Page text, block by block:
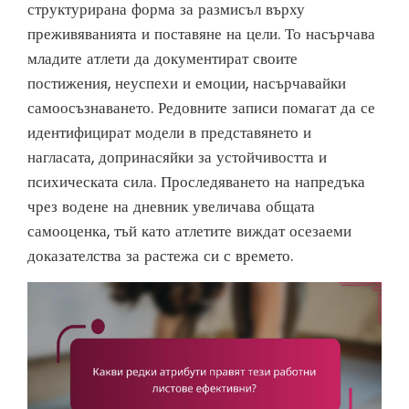
структурирана форма за размисъл върху
преживяванията и поставяне на цели. То насърчава
младите атлети да документират своите
постижения, неуспехи и емоции, насърчавайки
самоосъзнаването. Редовните записи помагат да се
идентифицират модели в представянето и
нагласата, допринасяйки за устойчивостта и
психическата сила. Проследяването на напредъка
чрез водене на дневник увеличава общата
самооценка, тъй като атлетите виждат осезаеми
доказателства за растежа си с времето.